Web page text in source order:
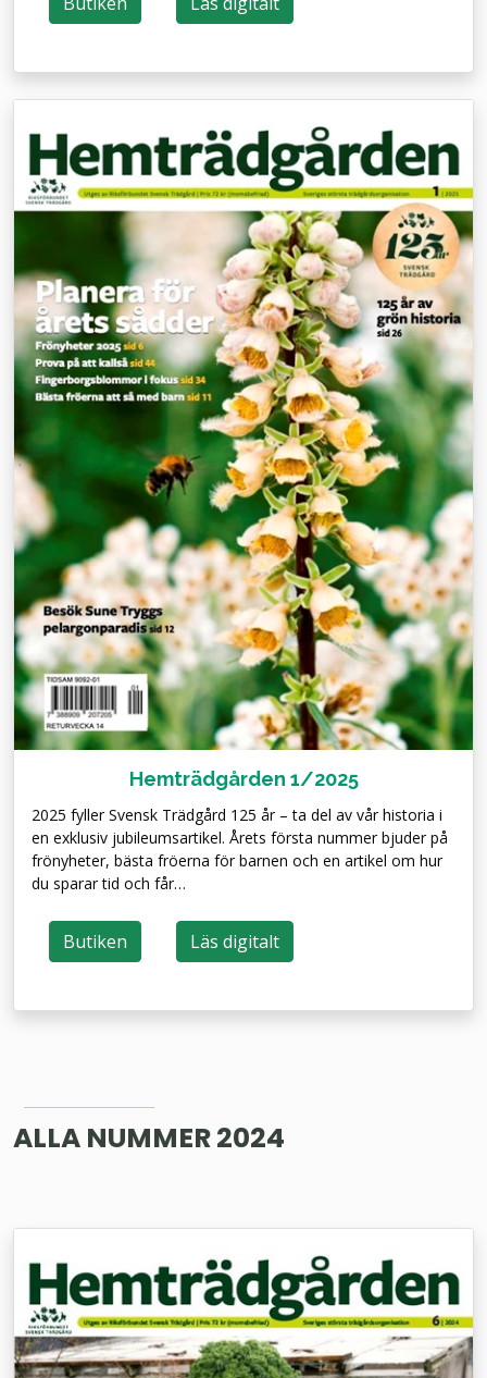
Hemträdgården 1/2025
2025 fyller Svensk Trädgård 125 år – ta del av vår historia i
en exklusiv jubileumsartikel. Årets första nummer bjuder på
frönyheter, bästa fröerna för barnen och en artikel om hur
du sparar tid och får…
Butiken Läs digitalt
ALLA NUMMER 2024